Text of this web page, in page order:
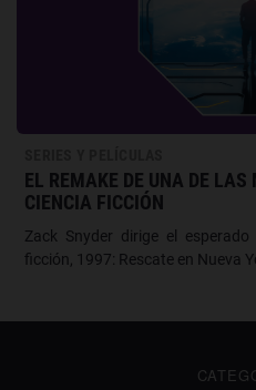
EL REMAKE DE UNA DE LAS
CIENCIA FICCIÓN
Zack Snyder dirige el
ficción, 1997: Rescate en Nueva